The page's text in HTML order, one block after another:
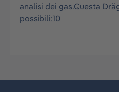
analisi dei gas.Questa
possibili:10